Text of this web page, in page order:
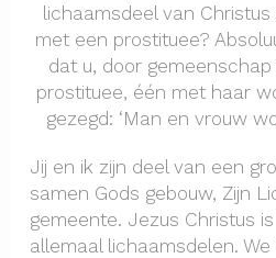
lichaamsdeel van
met een prostituee?
dat u, door
prostituee, één met haar
gezegd: ‘Man en vrouw
Jij en ik zijn deel van een
samen Gods gebouw, Zijn
gemeente. Jezus Christus
allemaal lichaamsdelen.